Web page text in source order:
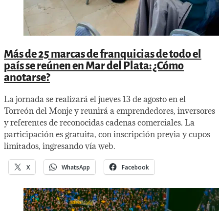
Más de 25 marcas de franquicias de todo el
país se reúnen en Mar del Plata: ¿Cómo
anotarse?
La jornada se realizará el jueves 13 de agosto en el
Torreón del Monje y reunirá a emprendedores, inversores
y referentes de reconocidas cadenas comerciales. La
participación es gratuita, con inscripción previa y cupos
limitados, ingresando vía web.
X WhatsApp Facebook